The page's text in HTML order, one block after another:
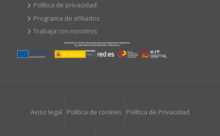
Política de privacidad
Programa de afiliados
Trabaja con nosotros
Aviso legal Política de cookies Política de Privacidad